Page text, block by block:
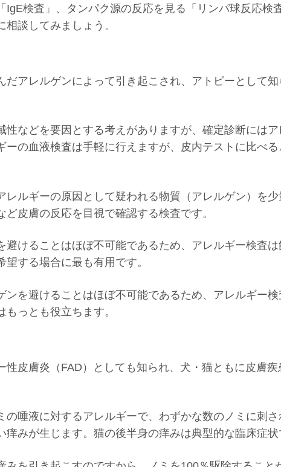
IgE検査」、タンパク源の反応を見る「リンパ球反応検
談してみましょう。
だアレルゲンによって引き起こされ、アトピーとして知
性などを要因とする考えがありますが、確定診断には
ーの血液検査は手軽に行えますが、皮内テストに比べる
レルギーの原因として疑われる物質（アレルゲン）を少
皮膚の反応を目視で確認する検査です。
避けることはほぼ不可能であるため、アレルギー検査
する場合に最も有用です。
ンを避けることはほぼ不可能であるため、アレルギー検
っとも役立ちます。
性皮膚炎（FAD）としても知られ、犬・猫ともに皮膚疾
の唾液に対するアレルギーで、わずかな数のノミに刺
みが生じます。猫の後半身の痒みは典型的な臨床症状